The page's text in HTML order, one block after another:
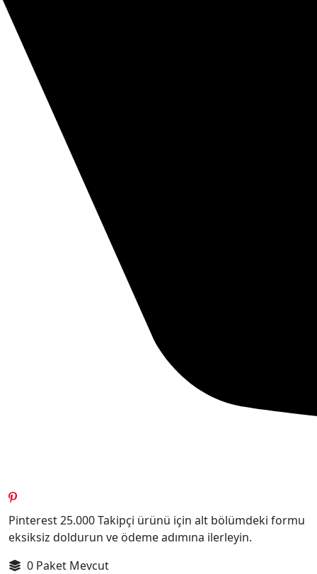
Pinterest 25.000 Takipçi ürünü için alt bölümdeki formu
eksiksiz doldurun ve ödeme adımına ilerleyin.
0 Paket Mevcut